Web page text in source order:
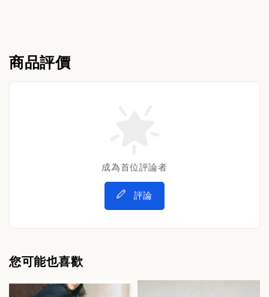
商品評價
成為首位評論者
評論
您可能也喜歡